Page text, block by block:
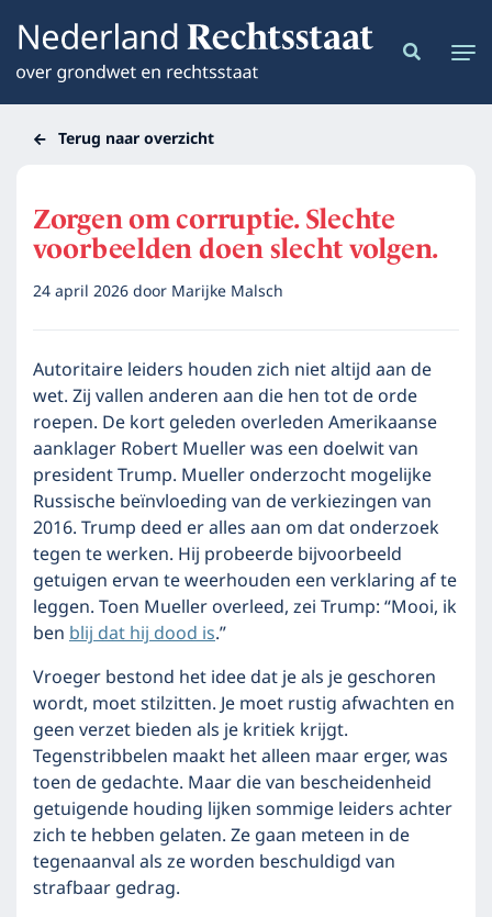
Terug naar overzicht
Zorgen om corruptie. Slechte
voorbeelden doen slecht volgen.
24 april 2026door Marijke Malsch
Autoritaire leiders houden zich niet altijd aan de
wet. Zij vallen anderen aan die hen tot de orde
roepen. De kort geleden overleden Amerikaanse
aanklager Robert Mueller was een doelwit van
president Trump. Mueller onderzocht mogelijke
Russische beïnvloeding van de verkiezingen van
2016. Trump deed er alles aan om dat onderzoek
tegen te werken. Hij probeerde bijvoorbeeld
getuigen ervan te weerhouden een verklaring af te
leggen. Toen Mueller overleed, zei Trump: “Mooi, ik
benblij dat hij dood is.”
Vroeger bestond het idee dat je als je geschoren
wordt, moet stilzitten. Je moet rustig afwachten en
geen verzet bieden als je kritiek krijgt.
Tegenstribbelen maakt het alleen maar erger, was
toen de gedachte. Maar die van bescheidenheid
getuigende houding lijken sommige leiders achter
zich te hebben gelaten. Ze gaan meteen in de
tegenaanval als ze worden beschuldigd van
strafbaar gedrag.